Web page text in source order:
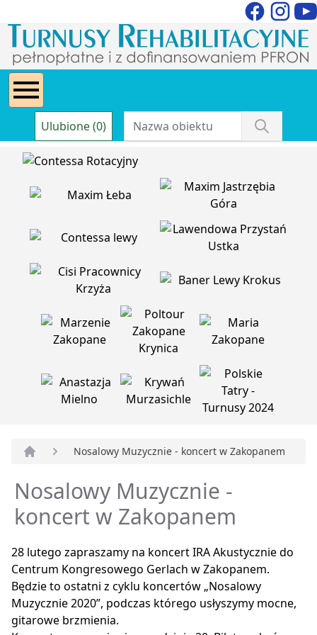
Ulubione (0)
Nosalowy Muzycznie - koncert w Zakopanem
Nosalowy Muzycznie -
koncert w Zakopanem
28 lutego zapraszamy na koncert IRA Akustycznie do
Centrum Kongresowego Gerlach w Zakopanem.
Będzie to ostatni z cyklu koncertów „Nosalowy
Muzycznie 2020”, podczas którego usłyszymy mocne,
gitarowe brzmienia.